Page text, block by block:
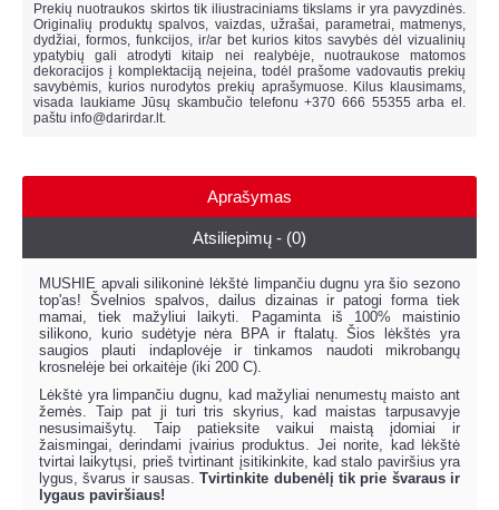
Prekių nuotraukos skirtos tik iliustraciniams tikslams ir yra pavyzdinės.
Originalių produktų spalvos, vaizdas, užrašai, parametrai, matmenys,
dydžiai, formos, funkcijos, ir/ar bet kurios kitos savybės dėl vizualinių
ypatybių gali atrodyti kitaip nei realybėje, nuotraukose matomos
dekoracijos į komplektaciją neįeina, todėl prašome vadovautis prekių
savybėmis, kurios nurodytos prekių aprašymuose. Kilus klausimams,
visada laukiame Jūsų skambučio telefonu +370 666 55355 arba el.
paštu info@darirdar.lt.
Aprašymas
Atsiliepimų - (0)
MUSHIE apvali silikoninė lėkštė limpančiu dugnu yra šio sezono
top'as! Švelnios spalvos, dailus dizainas ir patogi forma tiek
mamai, tiek mažyliui laikyti. Pagaminta iš 100% maistinio
silikono, kurio sudėtyje nėra BPA ir ftalatų. Šios lėkštės yra
saugios plauti indaplovėje ir tinkamos naudoti mikrobangų
krosnelėje bei orkaitėje (iki 200 C).
Lėkštė yra limpančiu dugnu, kad mažyliai nenumestų maisto ant
žemės. Taip pat ji turi tris skyrius, kad maistas tarpusavyje
nesusimaišytų. Taip patieksite vaikui maistą įdomiai ir
žaismingai, derindami įvairius produktus. Jei norite, kad lėkštė
tvirtai laikytųsi, prieš tvirtinant įsitikinkite, kad stalo paviršius yra
lygus, švarus ir sausas.Tvirtinkite dubenėlį tik prie švaraus ir
lygaus paviršiaus!